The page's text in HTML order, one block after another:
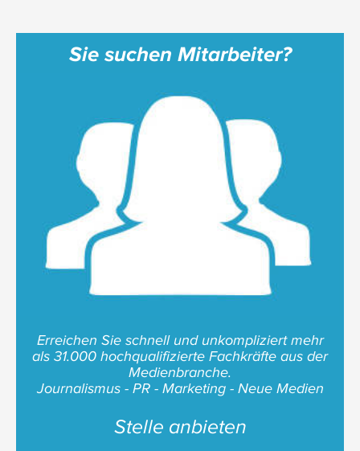
Sie suchen Mitarbeiter?
Erreichen Sie schnell und unkompliziert mehr
als 31.000 hochqualifizierte Fachkräfte aus der
Medienbranche.
Journalismus - PR - Marketing - Neue Medien
Stelle anbieten